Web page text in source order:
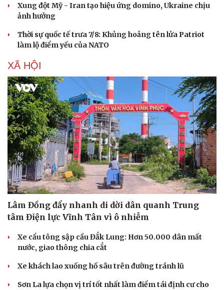
Doanh nghiệp
Thông tin doanh nghiệp
Doanh nghiệp 24h
Doanh nhân
Vì cộng đồng
Công nghệ
Sành điệu
Tin Công nghệ
Trải nghiệm
Chuyển đổi số
Xung đột Mỹ - Iran tạo hiệu ứng domino, Ukraine chịu
ảnh hưởng
Thời sự quốc tế trưa 7/8: Khủng hoảng tên lửa Patriot
làm lộ điểm yếu của NATO
XÃ HỘI
Lâm Đồng đẩy nhanh di dời dân quanh Trung
tâm Điện lực Vĩnh Tân vì ô nhiễm
Xe cẩu tông sập cầu Đắk Lung: Hơn 50.000 dân mất
nước, giao thông chia cắt
Xe khách lao xuống hố sâu trên đường tránh lũ
Sơn La lựa chọn vị trí tốt nhất làm điểm tái định cư cho